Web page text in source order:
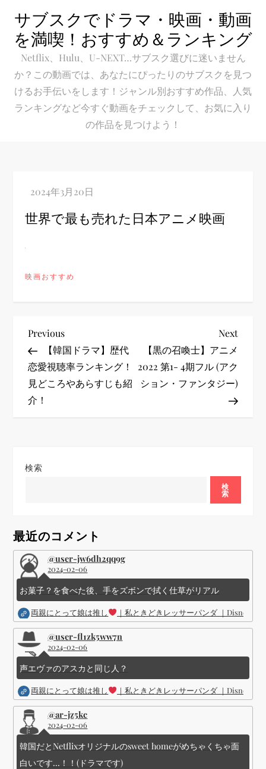
content
サブスクでドラマ・映画・動画
を満喫！おすすめ＆ランキング
Netflix、Hulu、U-NEXT…サブスク選びに迷いません
か？この動画では、あなたにぴったりのサブスクを見つ
けるお手伝いをします！ジャンル別おすすめ作品、人気
ランキングなど今すぐ動画をチェックして、お気に入り
の作品を見つけよう！
世界で最も売れた日本アニメ映画
映画おすすめ
投
稿
ナ
ー
ョ
ン
Previous
Post
Previous
【韓国ドラマ】歴代
恋愛視聴率ランキング！
見どころやあらすじも紹
介！
Next
Next
【黒の召喚士】アニメ
2022 第1- 4期フル (アク
ション・ファンタジー)
検索
検
索
最近のコメント
@user-jw6dh2qq9g
2024-02-06
お菓子？を食べた後、手をズボンで拭く仕草がリアル
両親にとって娘は推し ｜私ときどきレッサーパンダ ｜Disney (
@user-fl1zk5ww7n
2024-02-06
声エヴァのアスカと同じ人？
両親にとって娘は推し ｜私ときどきレッサーパンダ ｜Disney (
@ar-jz5kc
2024-02-06
韓国だとNetflixオリジナルのsweet homeがめちゃくちゃ面
白いです...！！(ドラマです)